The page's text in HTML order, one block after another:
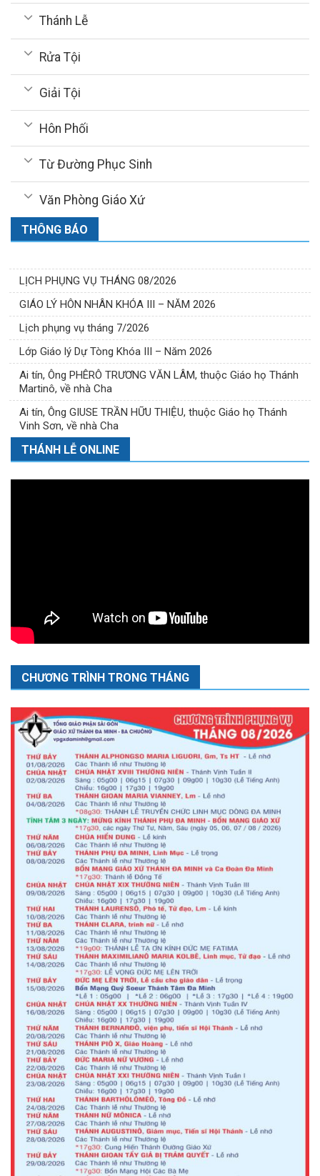
Thánh Lễ
Rửa Tội
Giải Tội
Hôn Phối
Từ Đường Phục Sinh
Văn Phòng Giáo Xứ
THÔNG BÁO
LỊCH PHỤNG VỤ THÁNG 08/2026
GIÁO LÝ HÔN NHÂN KHÓA III – NĂM 2026
Lịch phụng vụ tháng 7/2026
Lớp Giáo lý Dự Tòng Khóa III – Năm 2026
Ai tín, Ông PHÊRÔ TRƯƠNG VĂN LÂM, thuộc Giáo họ Thánh
Martinô, về nhà Cha
Ai tín, Ông GIUSE TRẦN HỮU THIỆU, thuộc Giáo họ Thánh
Vinh Sơn, về nhà Cha
THÁNH LỄ ONLINE
CHƯƠNG TRÌNH TRONG THÁNG